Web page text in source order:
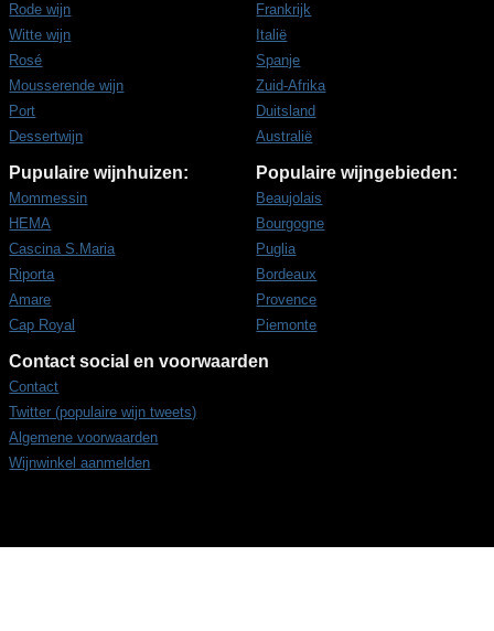
Rode wijn
Witte wijn
Rosé
Mousserende wijn
Port
Dessertwijn
Frankrijk
Italië
Spanje
Zuid-Afrika
Duitsland
Australië
Pupulaire wijnhuizen:
Mommessin
HEMA
Cascina S.Maria
Riporta
Amare
Cap Royal
Populaire wijngebieden:
Beaujolais
Bourgogne
Puglia
Bordeaux
Provence
Piemonte
Contact social en voorwaarden
Contact
Twitter (populaire wijn tweets)
Algemene voorwaarden
Wijnwinkel aanmelden